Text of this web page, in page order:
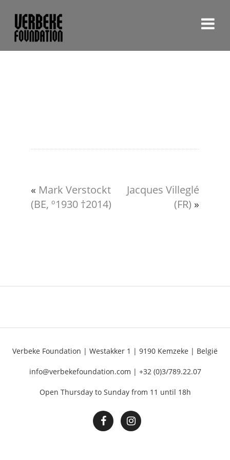
« Mark Verstockt
(BE, º1930 †2014)
Jacques Villeglé
(FR) »
Verbeke Foundation | Westakker 1 | 9190 Kemzeke | België
info@verbekefoundation.com | +32 (0)3/789.22.07
Open Thursday to Sunday from 11 until 18h